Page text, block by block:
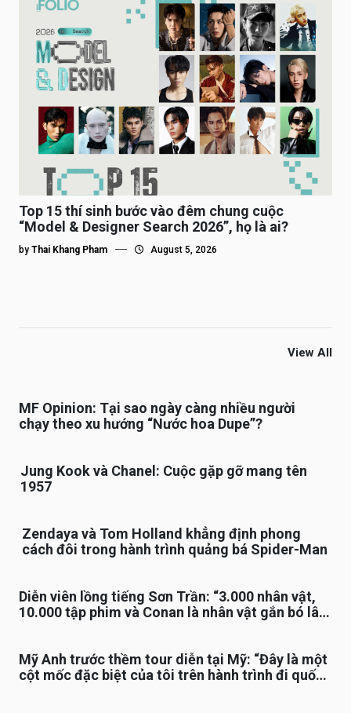
Top 15 thí sinh bước vào đêm chung cuộc
“Model & Designer Search 2026”, họ là ai?
by Thai Khang Pham August 5, 2026
View All
MF Opinion: Tại sao ngày càng nhiều người
chạy theo xu hướng “Nước hoa Dupe”?
Jung Kook và Chanel: Cuộc gặp gỡ mang tên
1957
Zendaya và Tom Holland khẳng định phong
cách đôi trong hành trình quảng bá Spider-Man
Diễn viên lồng tiếng Sơn Trần: “3.000 nhân vật,
10.000 tập phim và Conan là nhân vật gắn bó lâu
Mỹ Anh trước thềm tour diễn tại Mỹ: “Đây là một
cột mốc đặc biệt của tôi trên hành trình đi quốc